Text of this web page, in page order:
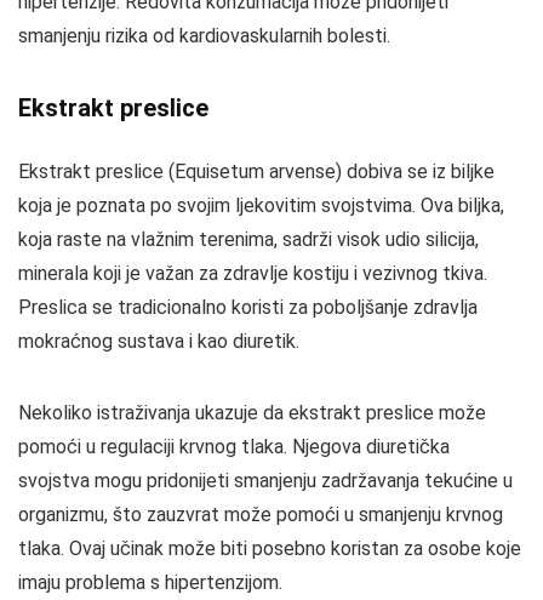
smanjenju rizika od kardiovaskularnih bolesti.
Ekstrakt preslice
Ekstrakt preslice (Equisetum arvense) dobiva se iz biljke
koja je poznata po svojim ljekovitim svojstvima. Ova biljka,
koja raste na vlažnim terenima, sadrži visok udio silicija,
minerala koji je važan za zdravlje kostiju i vezivnog tkiva.
Preslica se tradicionalno koristi za poboljšanje zdravlja
mokraćnog sustava i kao diuretik.
Nekoliko istraživanja ukazuje da ekstrakt preslice može
pomoći u regulaciji krvnog tlaka. Njegova diuretička
svojstva mogu pridonijeti smanjenju zadržavanja tekućine u
organizmu, što zauzvrat može pomoći u smanjenju krvnog
tlaka. Ovaj učinak može biti posebno koristan za osobe koje
imaju problema s hipertenzijom.